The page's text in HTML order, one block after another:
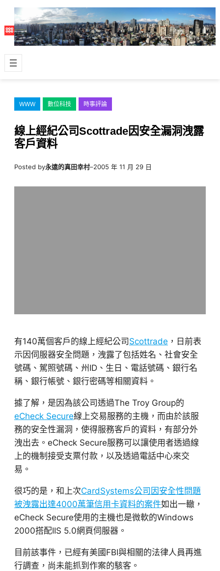
主
容
WWW 數位科技 時事評論
線上經紀公司Scottrade因安全漏洞洩露
客戶資料
Posted by永遠的真田幸村–2005 年 11 月 29 日
有140萬個客戶的線上經紀公司Scottrade ，日前表
示因伺服器安全問題，洩露了包括姓名、社會安全
號碼、駕照號碼、州ID、生日、電話號碼、銀行名
稱、銀行帳號、銀行密碼等相關資料。
據了解，是因為該公司透過The Troy Group的
eCheck Secure線上交易服務的主機，而由於該服
務的安全性漏洞，使得服務客戶的資料，有部分外
洩出去。eCheck Secure服務可以讓使用者透過線
上的機制接受支票付款，以及透過電話中心來交
易。
很巧的是，和上次CardSystems公司因安全性問題
被洩露出達4000萬筆信用卡資料的案件如出一轍，
eCheck Secure使用的主機也是微軟的Windows
2000搭配IIS 5.0網頁伺服器。
目前該事件，已經有美國FBI與相關的法律人員再進
行調查，尚未能抓到作案的駭客。